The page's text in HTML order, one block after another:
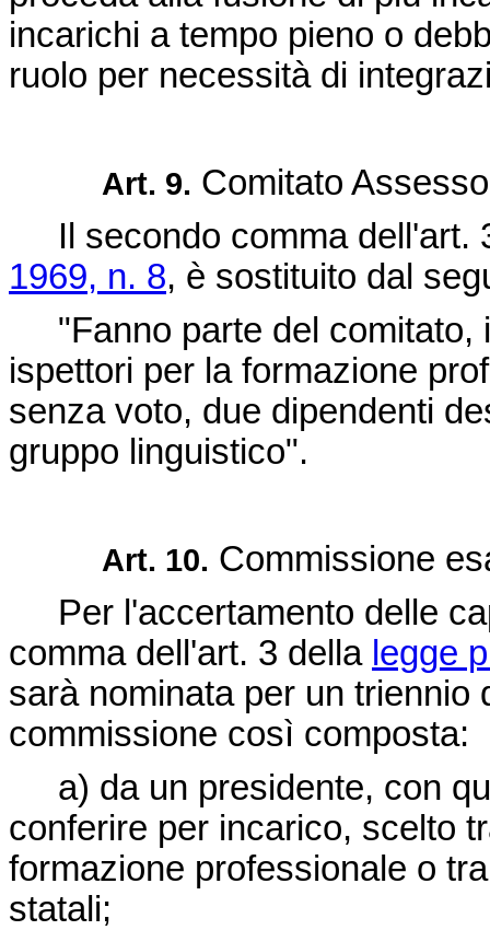
incarichi a tempo pieno o
ruolo per necessità di
Art. 9. Comitato
Il secondo comma dell'art.
1969, n. 8, è sostituito dal
"Fanno parte del comitato,
ispettori per la formazione
senza voto, due dipendenti
gruppo linguistico".
Art. 10. Commissione
Per l'accertamento delle
comma dell'art. 3 della legge
sarà nominata per un triennio
commissione così composta:
a) da un presidente, con
conferire per incarico, scelto
formazione professionale o
statali;